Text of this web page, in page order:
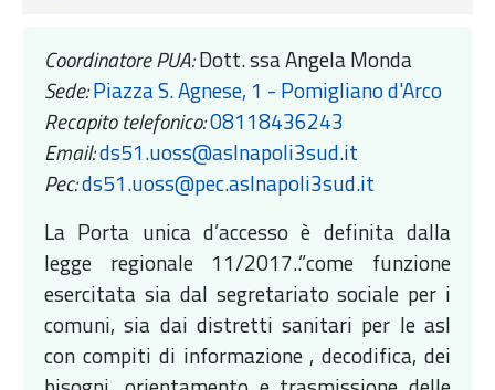
Coordinatore PUA:Dott. ssa Angela Monda
Sede:Piazza S. Agnese, 1 - Pomigliano d'Arco
Recapito telefonico:08118436243
Email:ds51.uoss@aslnapoli3sud.it
Pec:ds51.uoss@pec.aslnapoli3sud.it
La Porta unica d’accesso è definita dalla
legge regionale 11/2017..”come funzione
esercitata sia dal segretariato sociale per i
comuni, sia dai distretti sanitari per le asl
con compiti di informazione , decodifica, dei